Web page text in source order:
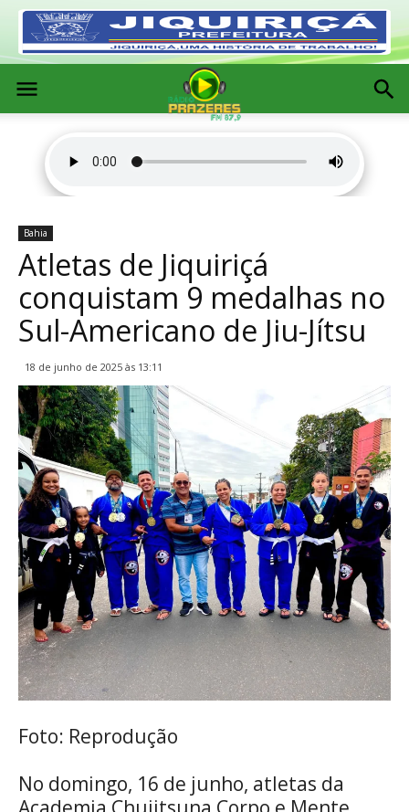
Bahia
Atletas de Jiquiriçá
conquistam 9 medalhas no
Sul-Americano de Jiu-Jítsu
18 de junho de 2025 às 13:11
Foto: Reprodução
No domingo, 16 de junho, atletas da